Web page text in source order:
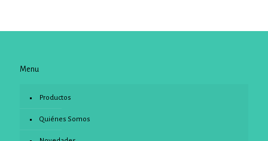
Menu
Productos
Quiénes Somos